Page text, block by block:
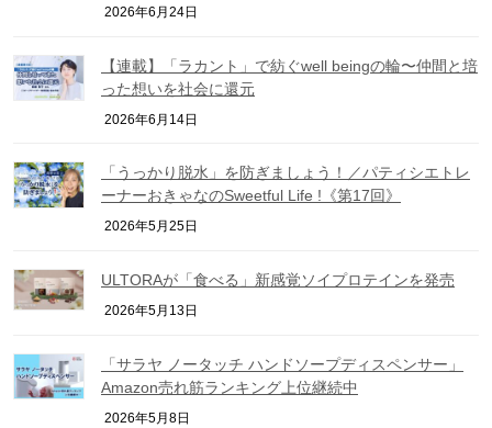
2026年6月24日
【連載】「ラカント」で紡ぐwell beingの輪〜仲間と培
った想いを社会に還元
2026年6月14日
「うっかり脱水」を防ぎましょう！／パティシエトレ
ーナーおきゃなのSweetful Life !《第17回》
2026年5月25日
ULTORAが「食べる」新感覚ソイプロテインを発売
2026年5月13日
「サラヤ ノータッチ ハンドソープディスペンサー」
Amazon売れ筋ランキング上位継続中
2026年5月8日